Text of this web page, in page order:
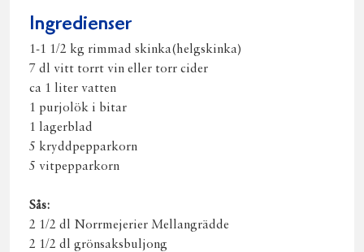
Ingredienser
1-1 1/2 kg rimmad skinka(helgskinka)
7 dl vitt torrt vin eller torr cider
ca 1 liter vatten
1 purjolök i bitar
1 lagerblad
5 kryddpepparkorn
5 vitpepparkorn
Sås:
2 1/2 dl Norrmejerier Mellangrädde
2 1/2 dl grönsaksbuljong